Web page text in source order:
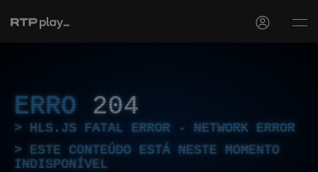
ERRO 204
HLS.JS FATAL ERROR - NETWORK ERROR
ESTE CONTEÚDO ESTÁ NESTE MOMENTO
INDISPONÍVEL